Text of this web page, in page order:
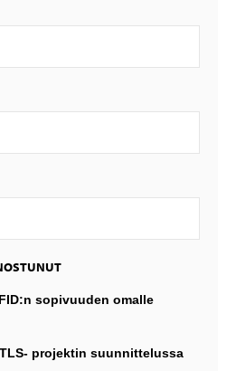
sopivuuden omalle
projektin suunnittelussa